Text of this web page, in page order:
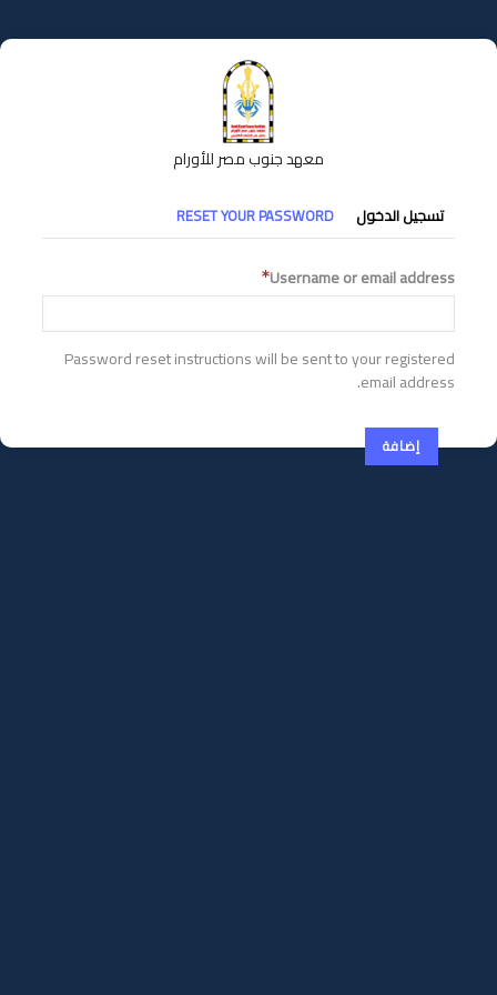
إلى
المحتوى
معهد جنوب مصر للأورام
التبويبات
الأساسية
تسجيل الدخول RESET YOUR PASSWORD
Username or email address
Password reset instructions will be sent to your registered
email address.